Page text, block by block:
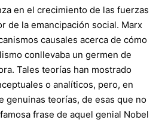
en el crecimiento de las fuerzas
de la emancipación social. Marx
causales acerca de cómo
conllevaba un germen de
Tales teorías han mostrado
o analíticos, pero, en
genuinas teorías, de esas que no
frase de aquel genial Nobel